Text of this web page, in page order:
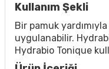
Kullanım Şekli
Bir pamuk
uygulanabilir.
Hydrabio Tonique